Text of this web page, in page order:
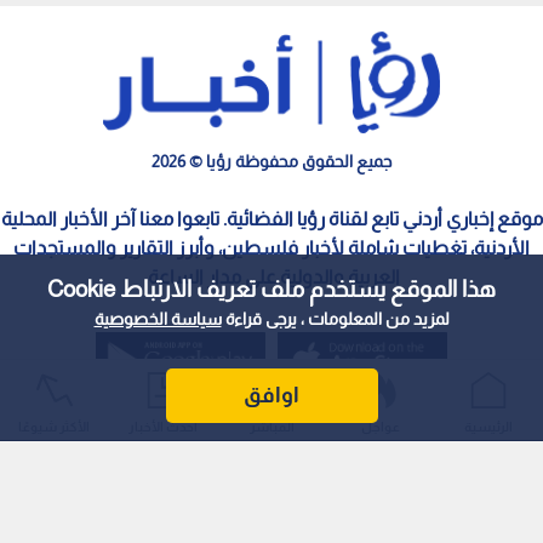
هذا الموقع يستخدم ملف تعريف الارتباط Cookie
لمزيد من المعلومات ، يرجى قراءةسياسة الخصوصية
اوافق
سياسة الخصوصية الملكية الفكرية معايير التصحيح
عواجل المباشر أحدث الأخبار